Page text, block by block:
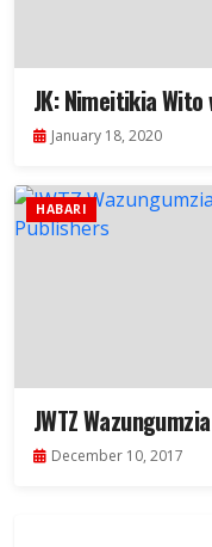
JK: Nimeitikia
January 18, 2020
HABARI
JWTZ
December 10, 2017